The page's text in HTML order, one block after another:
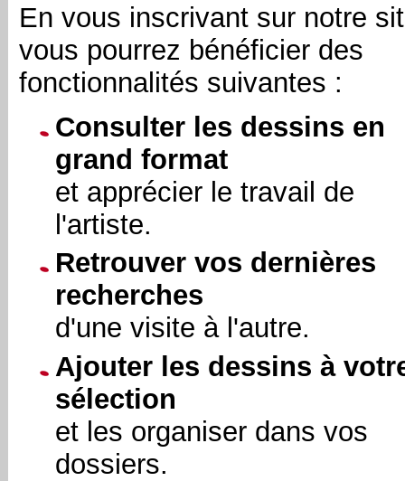
En vous inscrivant sur notre
vous pourrez bénéficier des
fonctionnalités suivantes :
Consulter les dessins en
grand format
et apprécier le travail de
l'artiste.
Retrouver vos dernières
recherches
d'une visite à l'autre.
Ajouter les dessins à
sélection
et les organiser dans vos
dossiers.